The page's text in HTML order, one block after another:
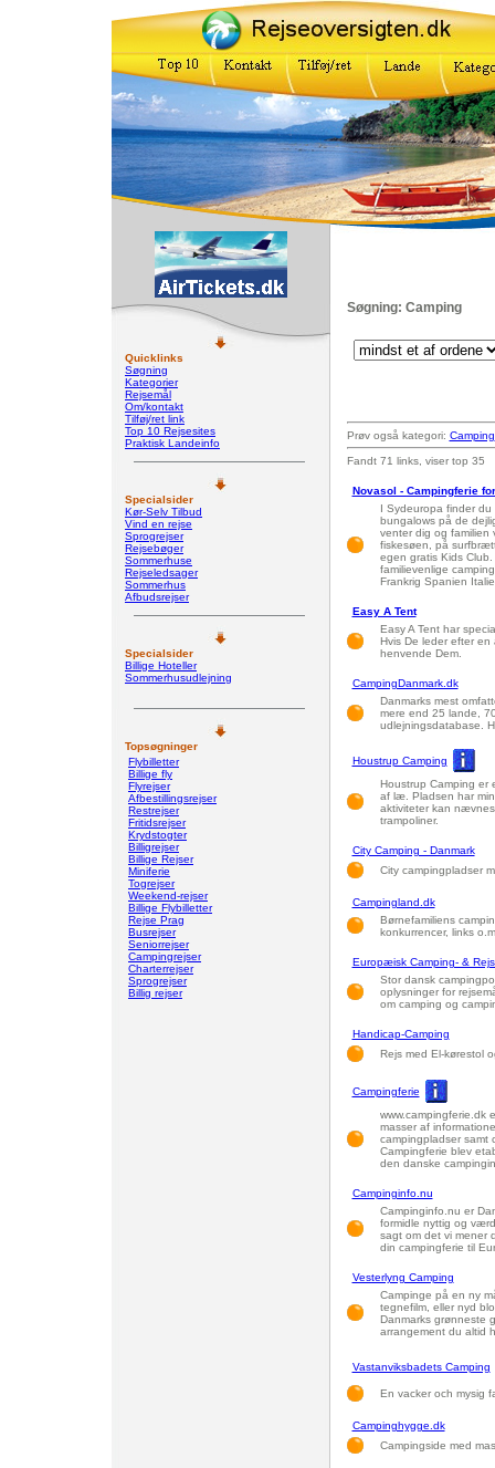
Quicklinks
Søgning
Kategorier
Rejsemål
Om/kontakt
Tilføj/ret link
Top 10 Rejsesites
Praktisk Landeinfo
Specialsider
Kør-Selv Tilbud
Vind en rejse
Sprogrejser
Rejsebøger
Sommerhuse
Rejseledsager
Sommerhus
Afbudsrejser
Specialsider
Billige Hoteller
Sommerhusudlejning
Topsøgninger
Flybilletter
Billige fly
Flyrejser
Afbestillingsrejser
Restrejser
Fritidsrejser
Krydstogter
Billigrejser
Billige Rejser
Miniferie
Togrejser
Weekend-rejser
Billige Flybilletter
Rejse Prag
Busrejser
Seniorrejser
Campingrejser
Charterrejser
Sprogrejser
Billig rejser
Søgning: Camping
Prøv også kategori: Camping
Fandt 71 links, viser top 35
Novasol - Campingferie
I Sydeuropa finder
bungalows på de
venter dig og familien
fiskesøen, på
egen gratis Kids
familievenlige
Frankrig Spanien
Easy A Tent
Easy A Tent har
Hvis De leder efter
henvende Dem.
CampingDanmark.dk
Danmarks mest
mere end 25 lande,
udlejningsdatabase.
Houstrup Camping
Houstrup Camping er
af læ. Pladsen har
aktiviteter kan
trampoliner.
City Camping - Danmark
City campingpladser
Campingland.dk
Børnefamiliens
konkurrencer, links
Europæisk Camping- &
Stor dansk
oplysninger for
om camping og
Handicap-Camping
Rejs med El-kørestol
Campingferie
www.campingferie.dk
masser af
campingpladser samt
Campingferie blev
den danske
Campinginfo.nu
Campinginfo.nu er
formidle nyttig og
sagt om det vi mener
din campingferie til
Vesterlyng Camping
Campinge på en ny
tegnefilm, eller nyd
Danmarks grønneste
arrangement du altid
Vastanviksbadets Camping
En vacker och mysig
Campinghygge.dk
Campingside med